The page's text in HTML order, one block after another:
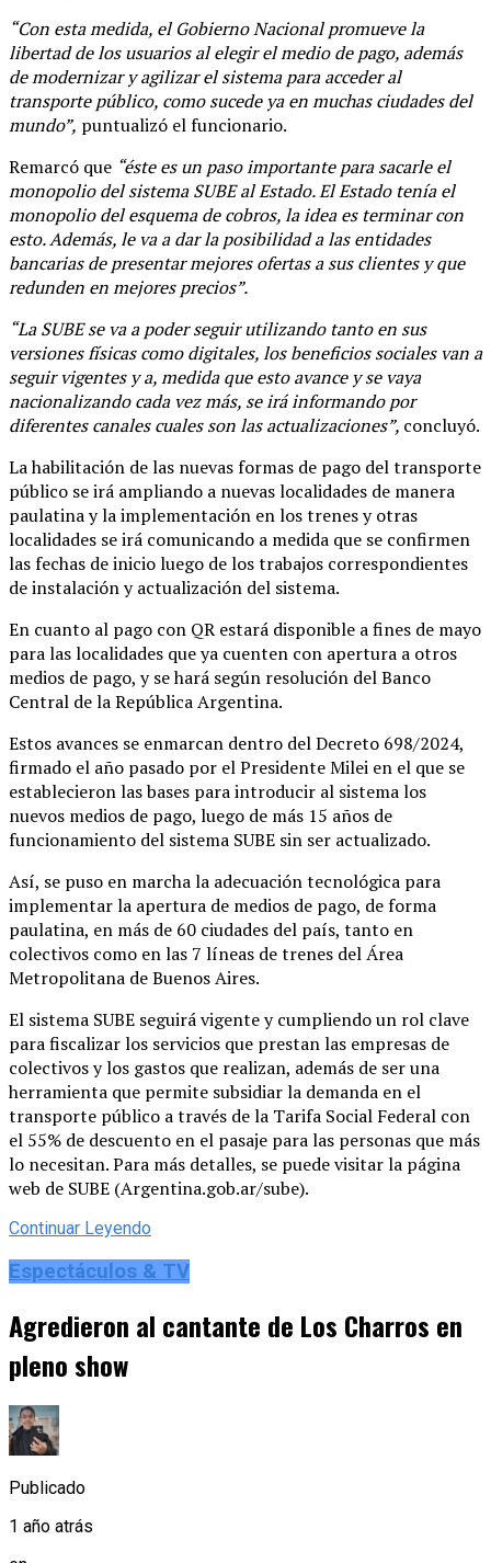
“Con esta medida, el Gobierno Nacional promueve la
libertad de los usuarios al elegir el medio de pago, además
de modernizar y agilizar el sistema para acceder al
transporte público, como sucede ya en muchas ciudades del
mundo”, puntualizó el funcionario.
Remarcó que “éste es un paso importante para sacarle el
monopolio del sistema SUBE al Estado. El Estado tenía el
monopolio del esquema de cobros, la idea es terminar con
esto. Además, le va a dar la posibilidad a las entidades
bancarias de presentar mejores ofertas a sus clientes y que
redunden en mejores precios”.
“La SUBE se va a poder seguir utilizando tanto en sus
versiones físicas como digitales, los beneficios sociales van a
seguir vigentes y a, medida que esto avance y se vaya
nacionalizando cada vez más, se irá informando por
diferentes canales cuales son las actualizaciones”, concluyó.
La habilitación de las nuevas formas de pago del transporte
público se irá ampliando a nuevas localidades de manera
paulatina y la implementación en los trenes y otras
localidades se irá comunicando a medida que se confirmen
las fechas de inicio luego de los trabajos correspondientes
de instalación y actualización del sistema.
En cuanto al pago con QR estará disponible a fines de mayo
para las localidades que ya cuenten con apertura a otros
medios de pago, y se hará según resolución del Banco
Central de la República Argentina.
Estos avances se enmarcan dentro del Decreto 698/2024,
firmado el año pasado por el Presidente Milei en el que se
establecieron las bases para introducir al sistema los
nuevos medios de pago, luego de más 15 años de
funcionamiento del sistema SUBE sin ser actualizado.
Así, se puso en marcha la adecuación tecnológica para
implementar la apertura de medios de pago, de forma
paulatina, en más de 60 ciudades del país, tanto en
colectivos como en las 7 líneas de trenes del Área
Metropolitana de Buenos Aires.
El sistema SUBE seguirá vigente y cumpliendo un rol clave
para fiscalizar los servicios que prestan las empresas de
colectivos y los gastos que realizan, además de ser una
herramienta que permite subsidiar la demanda en el
transporte público a través de la Tarifa Social Federal con
el 55% de descuento en el pasaje para las personas que más
lo necesitan. Para más detalles, se puede visitar la página
web de SUBE (Argentina.gob.ar/sube).
Continuar Leyendo
Espectáculos & TV
Agredieron al cantante de Los Charros en
pleno show
Publicado
1 año atrás